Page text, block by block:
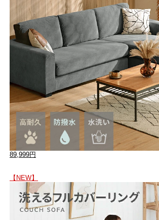
89,999円
【NEW】